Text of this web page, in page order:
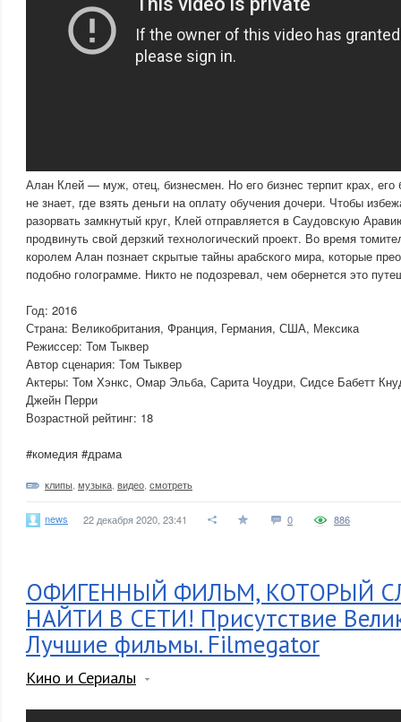
Алан Клей — муж, отец, бизнесмен. Но его бизнес терпит крах,
не знает, где взять деньги на оплату обучения дочери. Чтобы
разорвать замкнутый круг, Клей отправляется в Саудовскую
продвинуть свой дерзкий технологический проект. Во время
королем Алан познает скрытые тайны арабского мира, которые
подобно голограмме. Никто не подозревал, чем обернется это
Год: 2016
Страна: Великобритания, Франция, Германия, США, Мексика
Режиссер: Том Тыквер
Автор сценария: Том Тыквер
Актеры: Том Хэнкс, Омар Эльба, Сарита Чоудри, Сидсе Бабетт
Джейн Перри
Возрастной рейтинг: 18
#комедия #драма
клипы музыка видео смотреть
news 22 декабря 2020, 23:41 0 886
ОФИГЕННЫЙ ФИЛЬМ, КОТОРЫЙ
НАЙТИ В СЕТИ! Присутствие
Лучшие фильмы. Filmegator
Кино и Сериалы